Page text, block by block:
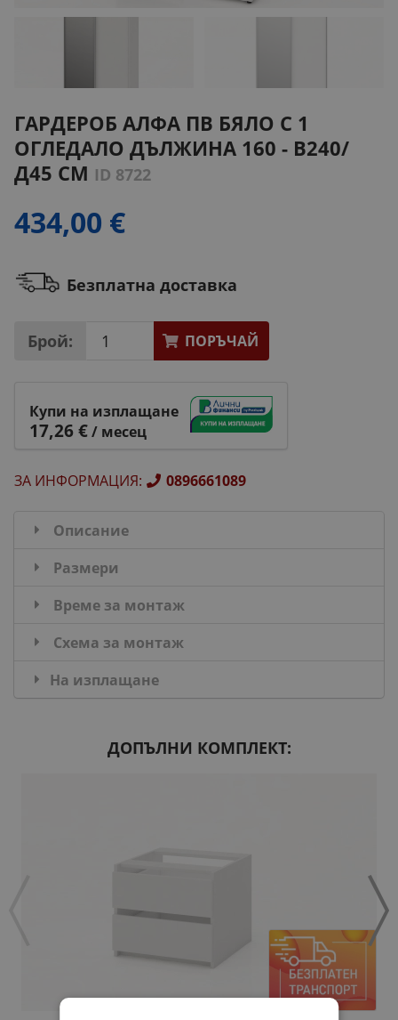
ГАРДЕРОБ АЛФА ПВ БЯЛО С 1
ОГЛЕДАЛО ДЪЛЖИНА 160 - В240/
Д45 СМ ID 8722
434,00 €
Безплатна доставка
Брой: ПОРЪЧАЙ
Купи на изплащане
17,26 €/ месец
ЗА ИНФОРМАЦИЯ: 0896661089
Описание
Размери
Време за монтаж
Схема за монтаж
На изплащане
ДОПЪЛНИ КОМПЛЕКТ: